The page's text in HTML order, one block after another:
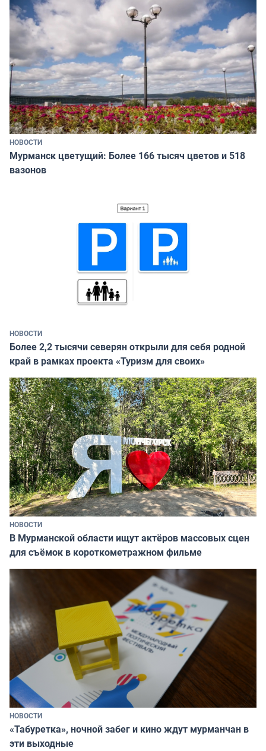
НОВОСТИ
Мурманск цветущий: Более 166 тысяч цветов и 518
вазонов
НОВОСТИ
Более 2,2 тысячи северян открыли для себя родной
край в рамках проекта «Туризм для своих»
НОВОСТИ
В Мурманской области ищут актёров массовых сцен
для съёмок в короткометражном фильме
НОВОСТИ
«Табуретка», ночной забег и кино ждут мурманчан в
эти выходные